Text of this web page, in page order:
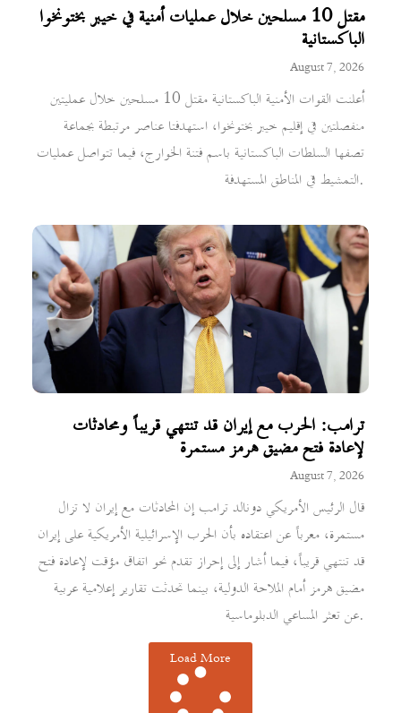
مقتل 10 مسلحين خلال عمليات أمنية في خيبر بختونخوا
الباكستانية
August 7, 2026
أعلنت القوات الأمنية الباكستانية مقتل 10 مسلحين خلال عمليتين
منفصلتين في إقليم خيبر بختونخوا، استهدفتا عناصر مرتبطة بجماعة
تصفها السلطات الباكستانية باسم فتنة الخوارج، فيما تتواصل عمليات
التمشيط في المناطق المستهدفة.
ترامب: الحرب مع إيران قد تنتهي قريباً ومحادثات
لإعادة فتح مضيق هرمز مستمرة
August 7, 2026
قال الرئيس الأمريكي دونالد ترامب إن المحادثات مع إيران لا تزال
مستمرة، معرباً عن اعتقاده بأن الحرب الإسرائيلية الأمريكية على إيران
قد تنتهي قريباً، فيما أشار إلى إحراز تقدم نحو اتفاق مؤقت لإعادة فتح
مضيق هرمز أمام الملاحة الدولية، بينما تحدثت تقارير إعلامية عربية
عن تعثر المساعي الدبلوماسية.
Load More